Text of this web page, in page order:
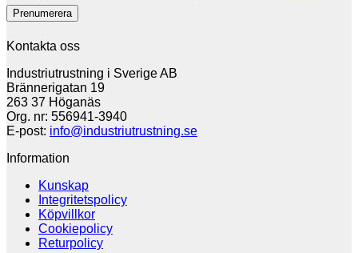
Kontakta oss
Industriutrustning i Sverige AB
Brännerigatan 19
263 37 Höganäs
Org. nr: 556941-3940
E-post: info@industriutrustning.se
Information
Kunskap
Integritetspolicy
Köpvillkor
Cookiepolicy
Returpolicy